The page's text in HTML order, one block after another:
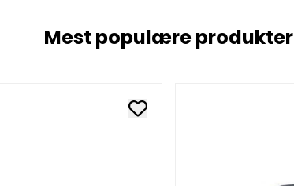
Mest populære produkter